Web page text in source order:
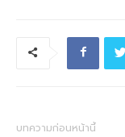
บทความก่อนหน้านี้